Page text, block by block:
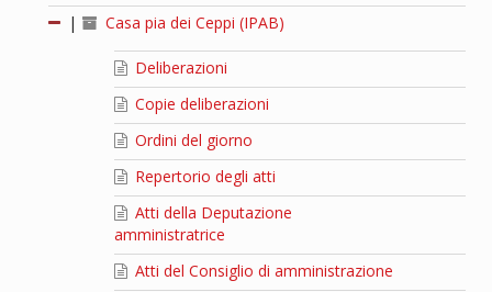
| Casa pia dei Ceppi (IPAB)
Deliberazioni
Copie deliberazioni
Ordini del giorno
Repertorio degli atti
Atti della Deputazione
amministratrice
Atti del Consiglio di amministrazione